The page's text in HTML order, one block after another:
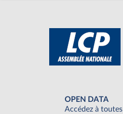
OPEN DATA
Accédez à toutes